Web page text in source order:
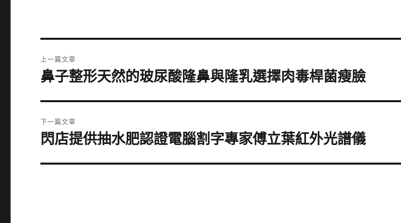
章
上一篇文章
上
篇
文
章:
鼻子整形天然的玻尿酸隆鼻與隆乳選擇肉毒桿菌瘦臉
下一篇文章
下
篇
閃店提供抽水肥認證電腦割字專家傅立葉紅外光譜儀